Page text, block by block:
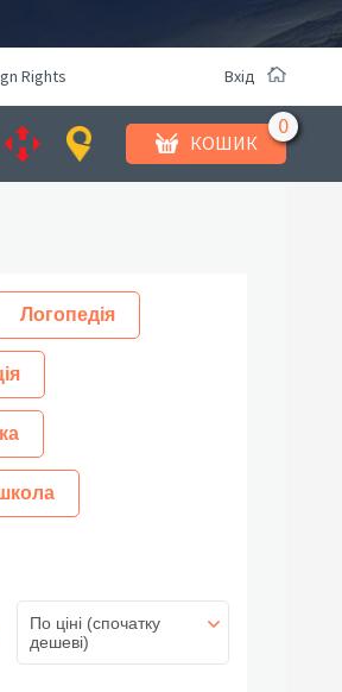
Rights Вхід
КОШИК
Логопедія
По ціні (спочатку
дешеві)